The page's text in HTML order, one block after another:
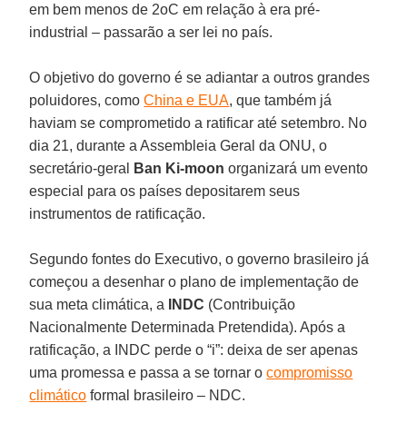
em bem menos de 2oC em relação à era pré-
industrial – passarão a ser lei no país.
O objetivo do governo é se adiantar a outros grandes
poluidores, comoChina e EUA, que também já
haviam se comprometido a ratificar até setembro. No
dia 21, durante a Assembleia Geral da ONU, o
secretário-geral
Ban Ki-moon organizará um evento
especial para os países depositarem seus
instrumentos de ratificação.
Segundo fontes do Executivo, o governo brasileiro já
começou a desenhar o plano de implementação de
sua meta climática, a
INDC (Contribuição
Nacionalmente Determinada Pretendida). Após a
ratificação, a INDC perde o “i”: deixa de ser apenas
uma promessa e passa a se tornar ocompromisso
climático formal brasileiro – NDC.